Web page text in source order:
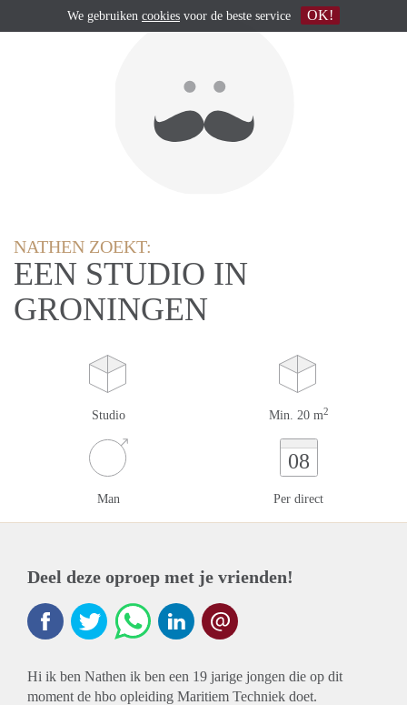
NATHEN ZOEKT:
EEN STUDIO IN
GRONINGEN
Studio Min. 20 m2
Man
08
Per direct
Deel deze oproep met je vrienden!
Hi ik ben Nathen ik ben een 19 jarige jongen die op dit
moment de hbo opleiding Maritiem Techniek doet.
We gebruiken cookies voor de beste service OK!